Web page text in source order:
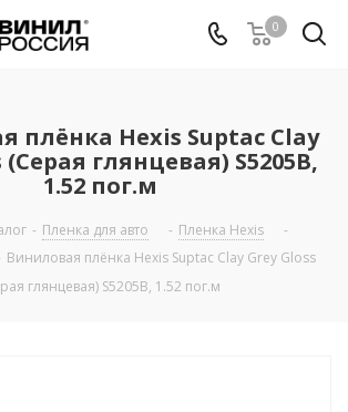
0
плёнка Hexis Suptac Clay
(Серая глянцевая) S5205B,
1.52 пог.м
- Пленка для авто - Пленка Hexis
-
Виниловая плёнка Hexis Suptac Clay Grey Gloss
глянцевая) S5205B, 1.52 пог.м